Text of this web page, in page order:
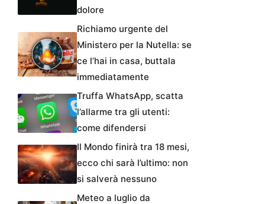
dolore
Richiamo urgente del
Ministero per la Nutella: se
ce l’hai in casa, buttala
immediatamente
Truffa WhatsApp, scatta
l’allarme tra gli utenti:
come difendersi
Il Mondo finirà tra 18 mesi,
ecco chi sarà l’ultimo: non
si salverà nessuno
Meteo a luglio da